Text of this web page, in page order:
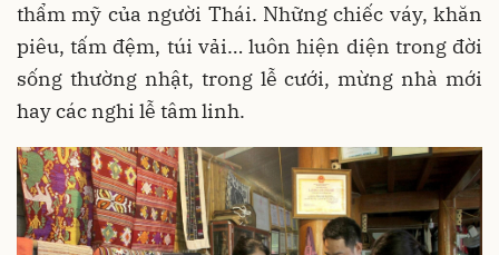
thẩm mỹ của người Thái. Những chiếc váy, khăn
piêu, tấm đệm, túi vải… luôn hiện diện trong đời
sống thường nhật, trong lễ cưới, mừng nhà mới
hay các nghi lễ tâm linh.